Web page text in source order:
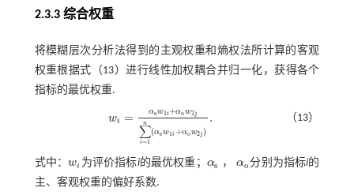
2.3.3 综合权重
将模糊层次分析法得到的主观权重和熵权法所计算的客观
权重根据式（13）进行线性加权耦合并归一化，获得各个
指标的最优权重.
wi = αsw1i+αow2j
∑
i=1
n
(αsw1i+αow2j)
.
wi= αs w1i+αow2j∑i=1n (α （13）
式中：wi
wi 为评价指标i的最优权重； αs ， αo
αs， o 分别为指标i的
主、客观权重的偏好系数.